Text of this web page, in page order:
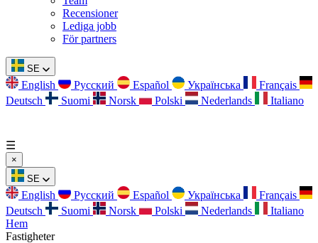
Recensioner
Lediga jobb
För partners
SE
English Русский Español Українська
Français
Deutsch
Suomi Norsk Polski Nederlands Italiano
☰
×
SE
English Русский Español Українська
Français
Deutsch
Suomi Norsk Polski Nederlands
Italiano
Hem
Fastigheter